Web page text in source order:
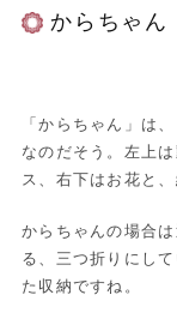
からちゃん
「からちゃん」は
なのだそう。左上
ス、右下はお花と
からちゃんの場合
る、三つ折りにし
た収納ですね。